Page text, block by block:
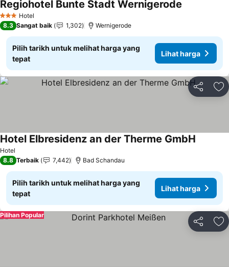
3 BintangHotel
Regiohotel Bunte Stadt Wernigerode
8.3 Sangat baik 1,302 Wernigerode
Pilih tarikh untuk melihat harga yang
tepat
Lihat harga
Kongsi
Hotel
Hotel Elbresidenz an der Therme GmbH
8.8 Terbaik 7,442 Bad Schandau
Pilih tarikh untuk melihat harga yang
tepat
Lihat harga
Kongsi
Pilihan Popular